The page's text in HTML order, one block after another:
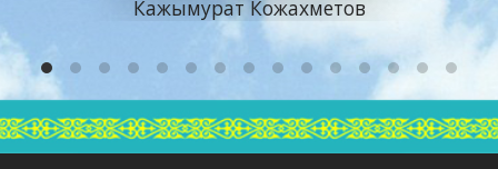
Кажымурат Кожахметов